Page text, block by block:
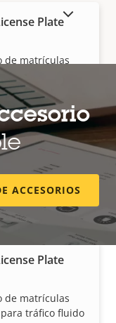
Plate
de matrículas
para tráfico
Shutter
basada en IA
Plate
de matrículas
tráfico fluido
ACCESORIOS